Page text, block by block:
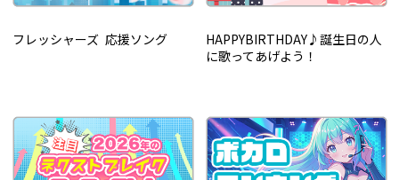
フレッシャーズ 応援ソング
HAPPYBIRTHDAY♪誕生日の人
に歌ってあげよう！